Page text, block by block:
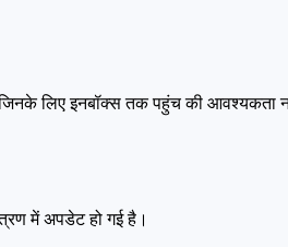
लिए इनबॉक्स तक पहुंच की आवश्यकता
में अपडेट हो गई है।